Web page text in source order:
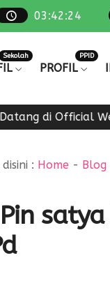
03 :42:25
Sekolah
PROFIL
PPID
di Official
: Home - Blog